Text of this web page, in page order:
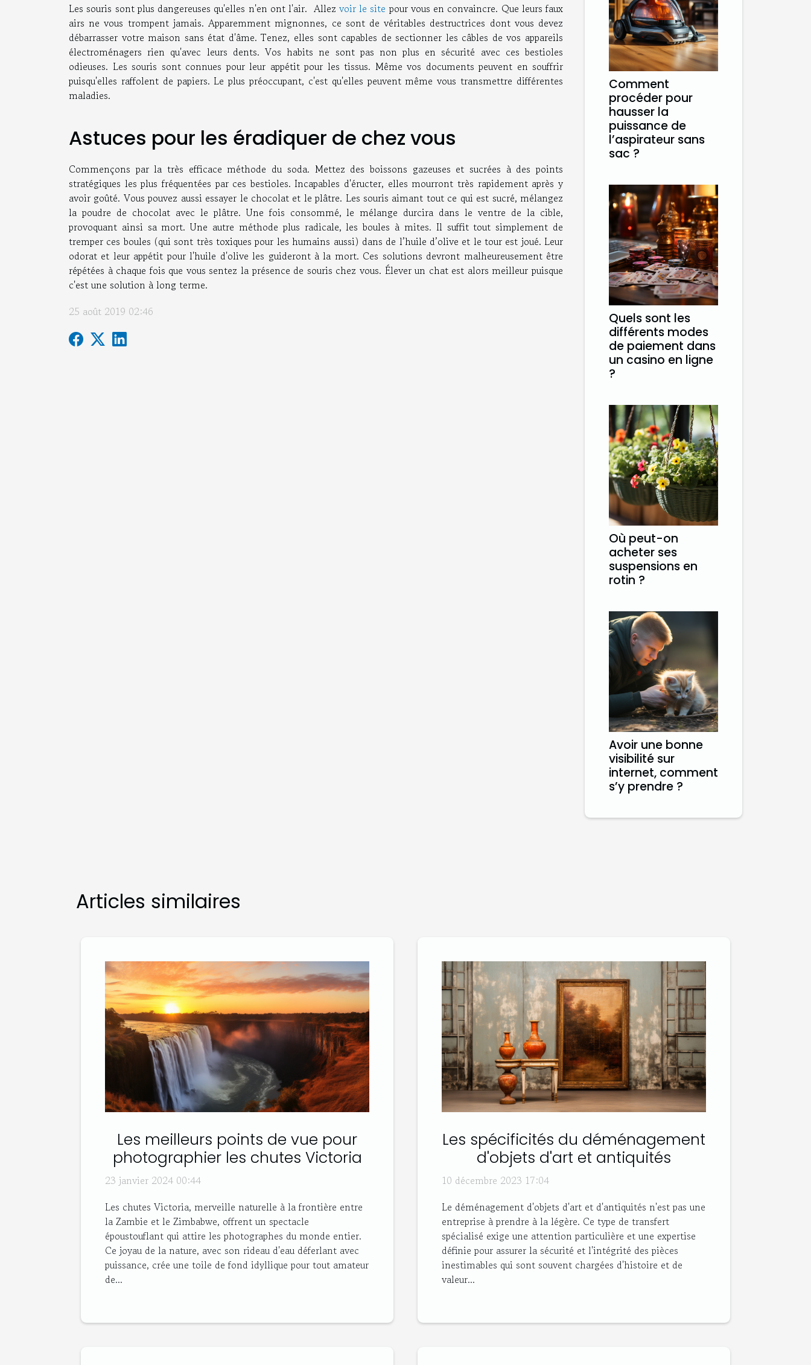
Les souris sont plus dangereuses qu'elles n'en ont l'air. Allez voir le site pour vous en convaincre. Que leurs faux
airs ne vous trompent jamais. Apparemment mignonnes, ce sont de véritables destructrices dont vous devez
débarrasser votre maison sans état d'âme. Tenez, elles sont capables de sectionner les câbles de vos appareils
électroménagers rien qu'avec leurs dents. Vos habits ne sont pas non plus en sécurité avec ces bestioles
odieuses. Les souris sont connues pour leur appétit pour les tissus. Même vos documents peuvent en souffrir
puisqu'elles raffolent de papiers. Le plus préoccupant, c'est qu'elles peuvent même vous transmettre différentes
maladies.
Astuces pour les éradiquer de chez vous
Commençons par la très efficace méthode du soda. Mettez des boissons gazeuses et sucrées à des points
stratégiques les plus fréquentées par ces bestioles. Incapables d'éructer, elles mourront très rapidement après y
avoir goûté. Vous pouvez aussi essayer le chocolat et le plâtre. Les souris aimant tout ce qui est sucré, mélangez
la poudre de chocolat avec le plâtre. Une fois consommé, le mélange durcira dans le ventre de la cible,
provoquant ainsi sa mort. Une autre méthode plus radicale, les boules à mites. Il suffit tout simplement de
tremper ces boules (qui sont très toxiques pour les humains aussi) dans de l’huile d’olive et le tour est joué. Leur
odorat et leur appétit pour l'huile d'olive les guideront à la mort. Ces solutions devront malheureusement être
répétées à chaque fois que vous sentez la présence de souris chez vous. Élever un chat est alors meilleur puisque
c'est une solution à long terme.
25 août 2019 02:46
Comment
procéder pour
hausser la
puissance de
l’aspirateur sans
sac ?
Quels sont les
différents modes
de paiement dans
un casino en ligne
?
Où peut-on
acheter ses
suspensions en
rotin ?
Avoir une bonne
visibilité sur
internet, comment
s’y prendre ?
Articles similaires
Les meilleurs points de vue pour
photographier les chutes Victoria
23 janvier 2024 00:44
Les chutes Victoria, merveille naturelle à la frontière entre
la Zambie et le Zimbabwe, offrent un spectacle
époustouflant qui attire les photographes du monde entier.
Ce joyau de la nature, avec son rideau d'eau déferlant avec
puissance, crée une toile de fond idyllique pour tout amateur
de...
Les spécificités du déménagement
d'objets d'art et antiquités
10 décembre 2023 17:04
Le déménagement d'objets d'art et d'antiquités n'est pas une
entreprise à prendre à la légère. Ce type de transfert
spécialisé exige une attention particulière et une expertise
définie pour assurer la sécurité et l'intégrité des pièces
inestimables qui sont souvent chargées d'histoire et de
valeur...